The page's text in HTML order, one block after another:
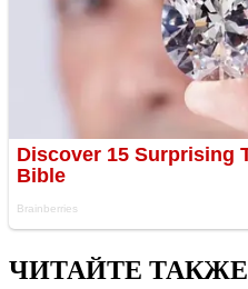
ЧИТАЙТЕ ТАКЖЕ